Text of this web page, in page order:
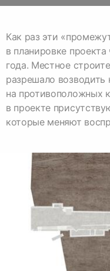
Как раз эти
в планировке
года. Местное
разрешало
на противоположных
в проекте